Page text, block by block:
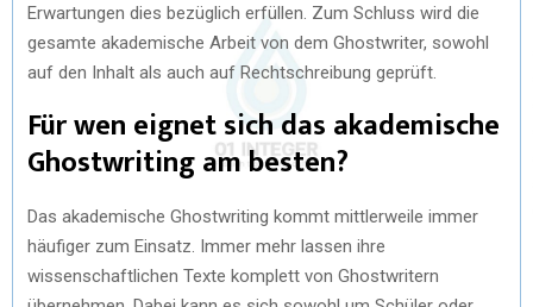
Erwartungen dies bezüglich erfüllen. Zum Schluss wird die
gesamte akademische Arbeit von dem Ghostwriter, sowohl
auf den Inhalt als auch auf Rechtschreibung geprüft.
Für wen eignet sich das akademische
Ghostwriting am besten?
Das akademische Ghostwriting kommt mittlerweile immer
häufiger zum Einsatz. Immer mehr lassen ihre
wissenschaftlichen Texte komplett von Ghostwritern